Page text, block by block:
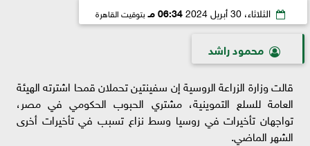
الثلاثاء، 30 أبريل 2024 06:34 مـ بتوقيت القاهرة
محمود راشد
قالت وزارة الزراعة الروسية إن سفينتين تحملان قمحا اشترته الهيئة
العامة للسلع التموينية، مشتري الحبوب الحكومي في مصر،
تواجهان تأخيرات في روسيا وسط نزاع تسبب في تأخيرات أخرى
الشهر الماضي.